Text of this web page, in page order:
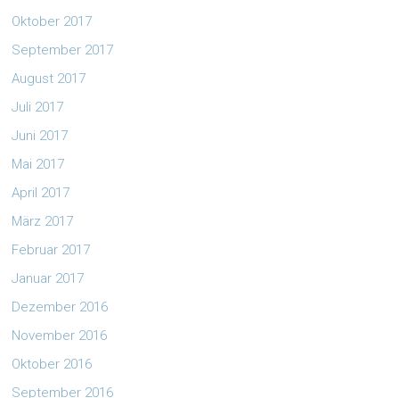
Oktober 2017
September 2017
August 2017
Juli 2017
Juni 2017
Mai 2017
April 2017
März 2017
Februar 2017
Januar 2017
Dezember 2016
November 2016
Oktober 2016
September 2016